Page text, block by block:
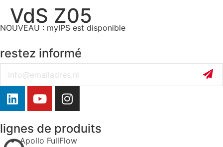
NOUVEAU : myIPS est disponible
fermer
VdS Z05
restez informé
lignes de produits
Apollo FullFlow